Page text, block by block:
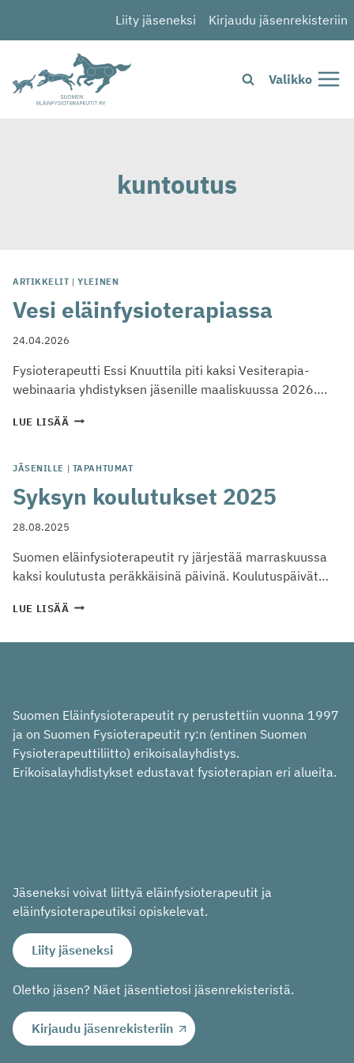
Liity jäseneksi Kirjaudu jäsenrekisteriin
Valikko
kuntoutus
ARTIKKELIT |YLEINEN
Vesi eläinfysioterapiassa
24.04.2026
Fysioterapeutti Essi Knuuttila piti kaksi Vesiterapia-
webinaaria yhdistyksen jäsenille maaliskuussa 2026….
LUE LISÄÄ VESI
JÄSENILLE | TAPAHTUMAT
Syksyn koulutukset 2025
28.08.2025
Suomen eläinfysioterapeutit ry järjestää marraskuussa
kaksi koulutusta peräkkäisinä päivinä. Koulutuspäivät…
LUE LISÄÄ SYKSYN
Suomen Eläinfysioterapeutit ry perustettiin vuonna 1997
ja on Suomen Fysioterapeutit ry:n (entinen Suomen
Fysioterapeuttiliitto) erikoisalayhdistys.
Erikoisalayhdistykset edustavat fysioterapian eri alueita.
Jäseneksi voivat liittyä eläinfysioterapeutit ja
eläinfysioterapeutiksi opiskelevat.
Liity jäseneksi
Oletko jäsen? Näet jäsentietosi jäsenrekisteristä.
Kirjaudu jäsenrekisteriin